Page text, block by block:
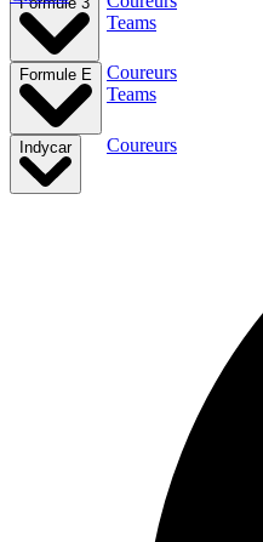
Teams
Formule E
Coureurs
Teams
Indycar Coureurs